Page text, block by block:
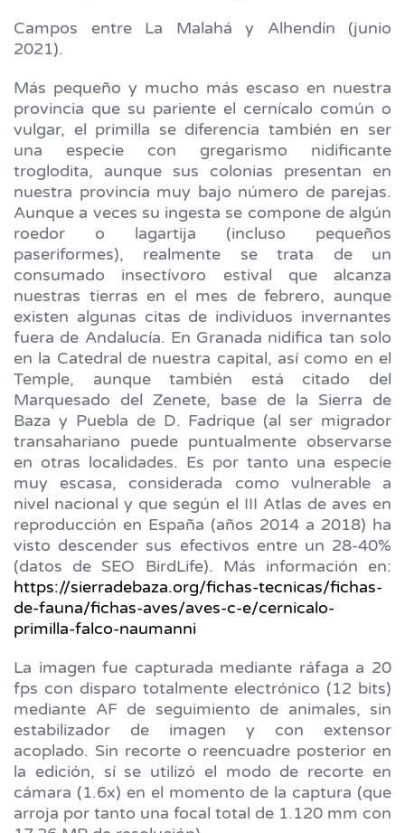
Campos entre La Malahá y Alhendín (junio
2021).
Más pequeño y mucho más escaso en nuestra
provincia que su pariente el cernícalo común o
vulgar, el primilla se diferencia también en ser
una especie con gregarismo nidificante
troglodita, aunque sus colonias presentan en
nuestra provincia muy bajo número de parejas.
Aunque a veces su ingesta se compone de algún
roedor o lagartija (incluso pequeños
paseriformes), realmente se trata de un
consumado insectívoro estival que alcanza
nuestras tierras en el mes de febrero, aunque
existen algunas citas de individuos invernantes
fuera de Andalucía. En Granada nidifica tan solo
en la Catedral de nuestra capital, así como en el
Temple, aunque también está citado del
Marquesado del Zenete, base de la Sierra de
Baza y Puebla de D. Fadrique (al ser migrador
transahariano puede puntualmente observarse
en otras localidades. Es por tanto una especie
muy escasa, considerada como vulnerable a
nivel nacional y que según el III Atlas de aves en
reproducción en España (años 2014 a 2018) ha
visto descender sus efectivos entre un 28-40%
(datos de SEO BirdLife). Más información en:
https://sierradebaza.org/fichas-tecnicas/fichas-
de-fauna/fichas-aves/aves-c-e/cernicalo-
primilla-falco-naumanni
La imagen fue capturada mediante ráfaga a 20
fps con disparo totalmente electrónico (12 bits)
mediante AF de seguimiento de animales, sin
estabilizador de imagen y con extensor
acoplado. Sin recorte o reencuadre posterior en
la edición, sí se utilizó el modo de recorte en
cámara (1.6x) en el momento de la captura (que
arroja por tanto una focal total de 1.120 mm con